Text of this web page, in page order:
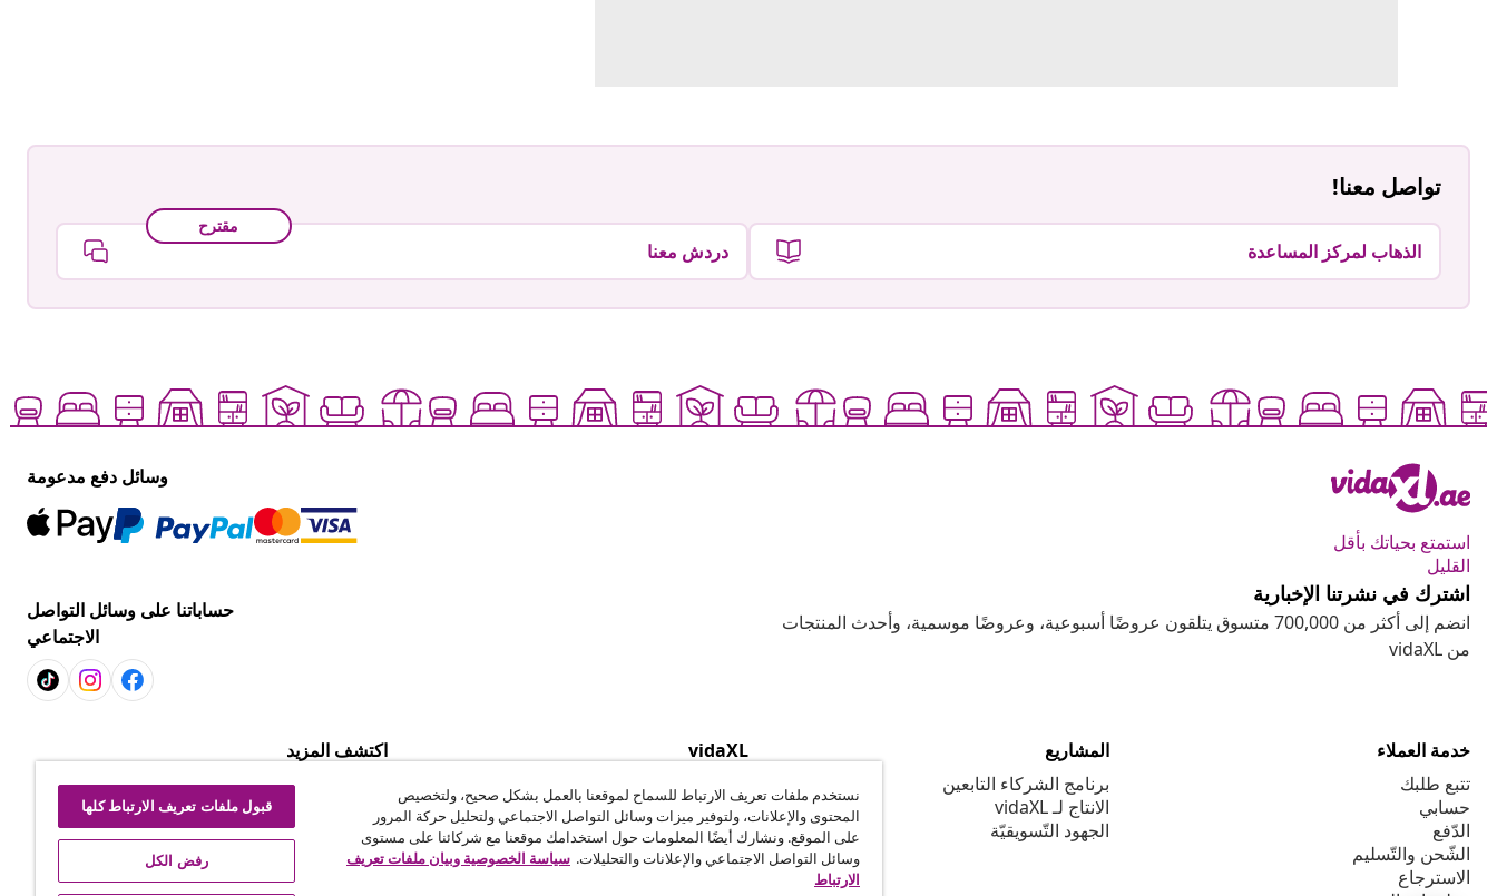
تواصل معنا!
الذهاب لمركز المساعدة
مقترح
دردش معنا
استمتع بحياتك بأقل
القليل
وسائل دفع مدعومة
اشترك في نشرتنا الإخبارية
انضم إلى أكثر من 700,000 متسوق يتلقون عروضًا أسبوعية، وعروضًا موسمية، وأحدث المنتجات
من vidaXL
حساباتنا على وسائل التواصل
الاجتماعي
خدمة العملاء
تتبع طلبك
حسابي
الدّفع
الشّحن والتّسليم
الاسترجاع
المشاريع
برنامج الشركاء التابعين
الانتاج لـ vidaXL
الجهود التّسويقيّة
vidaXL
نبذة عن vidaXL
الشّروط والأحكام للبائعين على vidaXL
وثيقة الخصوصية وملفات تعريف الإرتباط
إعدادات ملف تعريف الارتباط
اكتشف المزيد
التسوّق لكل غرفة
استكشف العروض
نستخدم ملفات تعريف الارتباط للسماح لموقعنا بالعمل بشكل صحيح، ولتخصيص
المحتوى والإعلانات، ولتوفير ميزات وسائل التواصل الاجتماعي ولتحليل حركة المرور
على الموقع. ونشارك أيضًا المعلومات حول استخدامك موقعنا مع شركائنا على مستوى
وسائل التواصل الاجتماعي والإعلانات والتحليلات. سياسة الخصوصية وبيان ملفات تعريف
الارتباط
قبول ملفات تعريف الارتباط كلها
رفض الكل